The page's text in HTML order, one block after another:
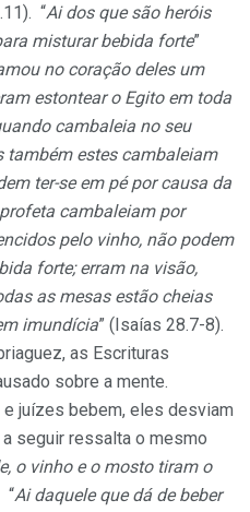
“Ai dos que são heróis
misturar bebida forte”
no coração deles um
estontear o Egito em toda
cambaleia no seu
também estes cambaleiam
ter-se em pé por causa da
cambaleiam por
pelo vinho, não podem
forte; erram na visão,
as mesas estão cheias
imundícia” (Isaías 28.7-8).
as Escrituras
sobre a mente.
juízes bebem, eles desviam
seguir ressalta o mesmo
o vinho e o mosto tiram o
“Ai daquele que dá de beber